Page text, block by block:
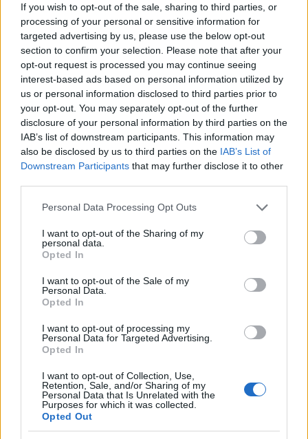
If you wish to opt-out of the sale, sharing to third parties, or
processing of your personal or sensitive information for
targeted advertising by us, please use the below opt-out
section to confirm your selection. Please note that after your
opt-out request is processed you may continue seeing
interest-based ads based on personal information utilized by
us or personal information disclosed to third parties prior to
your opt-out. You may separately opt-out of the further
disclosure of your personal information by third parties on the
IAB’s list of downstream participants. This information may
also be disclosed by us to third parties on the IAB’s List of
Downstream Participants that may further disclose it to other
Please note that this website/app uses one or more Google
not limited to your visit or usage behaviour. You may click to
grant or deny consent to Google and its third-party tags to
use your data for below specified purposes in below Google
consent section.
Personal Data Processing Opt Outs
I want to opt-out of the Sharing of my
personal data.
Opted In
I want to opt-out of the Sale of my
Personal Data.
Opted In
I want to opt-out of processing my
Personal Data for Targeted Advertising.
Opted In
I want to opt-out of Collection, Use,
Retention, Sale, and/or Sharing of my
Personal Data that Is Unrelated with the
Purposes for which it was collected.
Opted Out
Τι αλλαγές φέρνει στο αμερικανικό δημόσιο
ο Αμερικανός πρόεδρος με το διάταγμα που
ξηλώνει τα συμβούλια «Διαφορετικότητας,
Ισότητας και Ένταξης»
23/01/2025 - 08:00
Κυβέρνηση: Το εσωτερικό μέτωπο και η
έλευση Τραμπ στην εξουσία
Αποκαλυπτικά της στρατηγικής, με την
εκλογές η ΝΔ είναι όσα συνέβησαν και όσα
ειπώθηκαν τις τελευταίες ημέρες από τον
Κυριάκο Μητσοτάκη.